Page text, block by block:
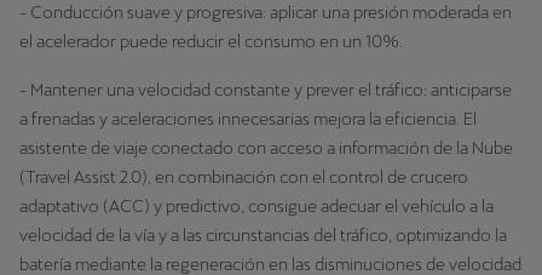
- Conducción suave y progresiva: aplicar una presión moderada en
el acelerador puede reducir el consumo en un 10%.
- Mantener una velocidad constante y prever el tráfico: anticiparse
a frenadas y aceleraciones innecesarias mejora la eficiencia. El
asistente de viaje conectado con acceso a información de la Nube
(Travel Assist 2.0), en combinación con el control de crucero
adaptativo (ACC) y predictivo, consigue adecuar el vehículo a la
velocidad de la vía y a las circunstancias del tráfico, optimizando la
batería mediante la regeneración en las disminuciones de velocidad